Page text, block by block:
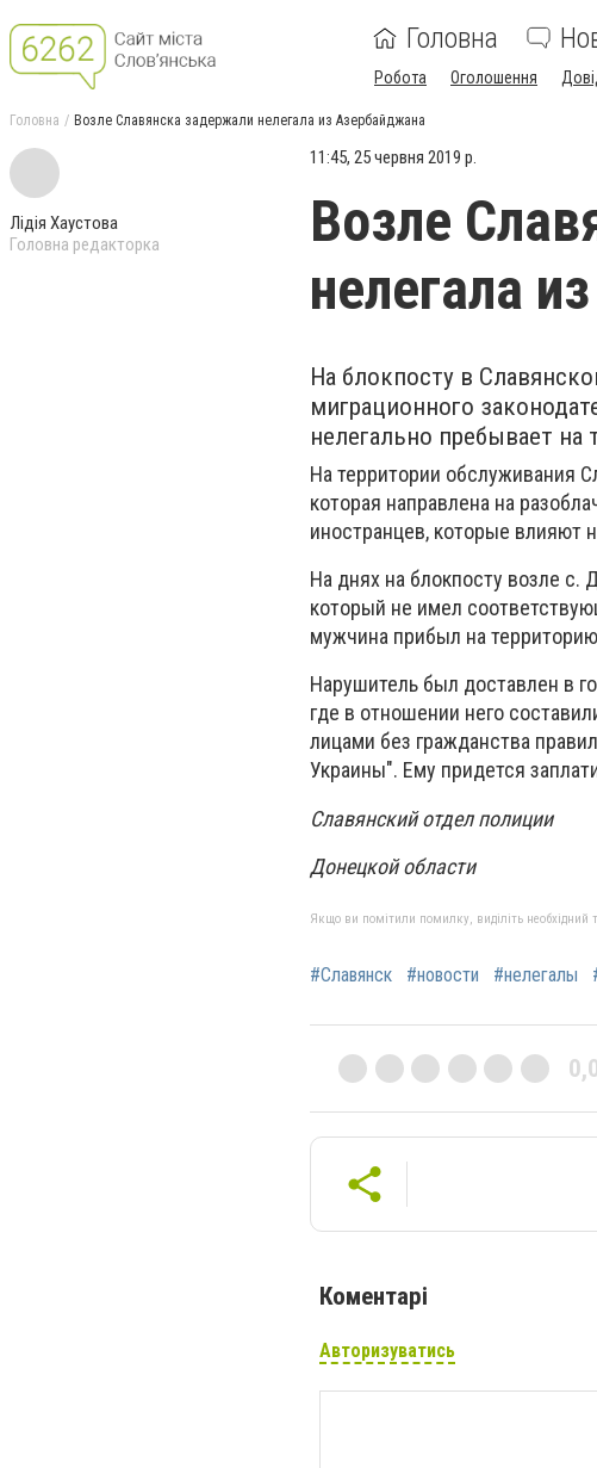
Головна
Робота Оголошення
Головна Возле Славянска задержали нелегала из Азербайджана
Лідія Хаустова
Головна редакторка
11:45, 25 червня 2019 р.
Возле
нелегала
На блокпосту в
миграционного
нелегально пребывает на
На территории обслуживания
которая направлена ​​на
иностранцев, которые влияют
На днях на блокпосту возле с.
который не имел
мужчина прибыл на
Нарушитель был доставлен в
где в отношении него
лицами без гражданства
Украины". Ему придется
Славянский отдел полиции
Донецкой области
Якщо ви помітили помилку, виділіть необхідний
#Славянск #новости #нелегалы
Коментарі
Авторизуватись